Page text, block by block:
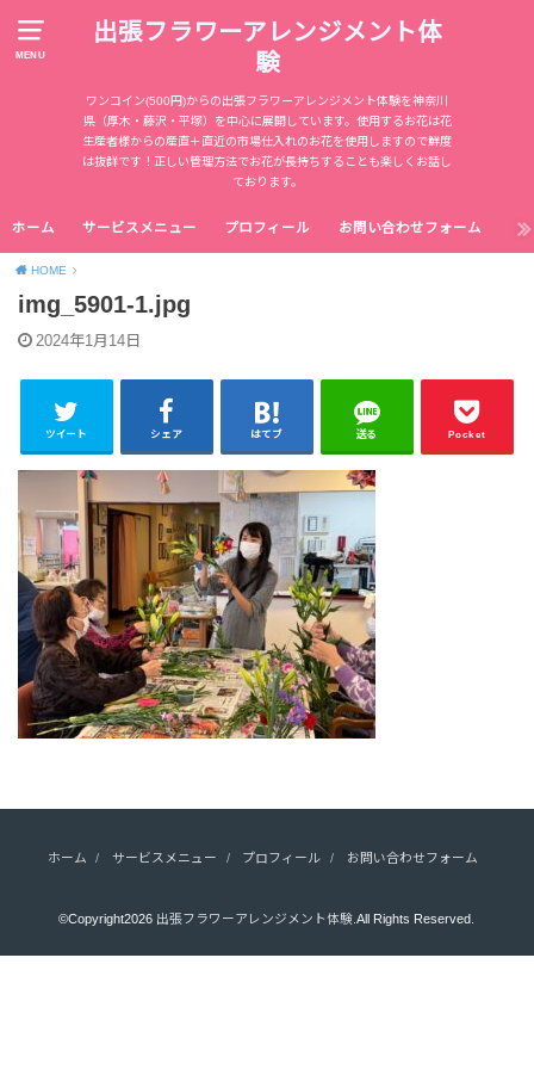
MENU
出張フラワーアレンジメント体
験
ワンコイン(500円)からの出張フラワーアレンジメント体験を神奈川
県（厚木・藤沢・平塚）を中心に展開しています。使用するお花は花
生産者様からの産直＋直近の市場仕入れのお花を使用しますので鮮度
は抜群です！正しい管理方法でお花が長持ちすることも楽しくお話し
ております。
ホーム サービスメニュー プロフィール お問い合わせフォーム
HOME
img_5901-1.jpg
2024年1月14日
ツイート シェア はてブ 送る Pocket
ホーム サービスメニュー プロフィール お問い合わせフォーム
©Copyright2026 出張フラワーアレンジメント体験 .All Rights Reserved.